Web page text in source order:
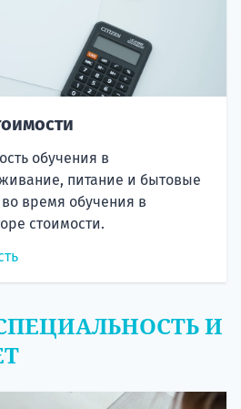
обучения в
питание и бытовые
время обучения в
стоимости.
И